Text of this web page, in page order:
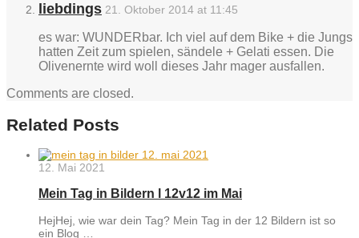
liebdings 21. Oktober 2014 at 11:45
es war: WUNDERbar. Ich viel auf dem Bike + die Jungs
hatten Zeit zum spielen, sändele + Gelati essen. Die
Olivenernte wird woll dieses Jahr mager ausfallen.
Comments are closed.
Related Posts
12. Mai 2021
Mein Tag in Bildern l 12v12 im Mai
HejHej, wie war dein Tag? Mein Tag in der 12 Bildern ist so
ein Blog …